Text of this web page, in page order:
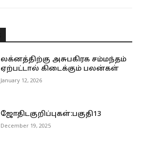
லக்னத்திற்கு அசுபகிரக சம்மந்தம்
ஏற்பட்டால் கிடைக்கும் பலன்கள்
January 12, 2026
ஜோதிடகுறிப்புகள்:பகுதி13
December 19, 2025